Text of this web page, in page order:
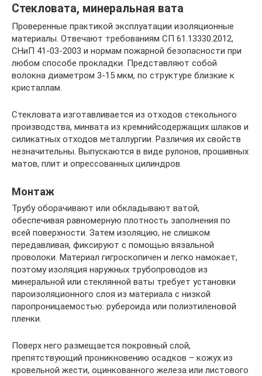
Стекловата, минеральная вата
Проверенные практикой эксплуатации изоляционные
материалы. Отвечают требованиям СП 61.13330.2012,
СНиП 41-03-2003 и нормам пожарной безопасности при
любом способе прокладки. Представляют собой
волокна диаметром 3-15 мкм, по структуре близкие к
кристаллам.
Стекловата изготавливается из отходов стекольного
производства, минвата из кремнийсодержащих шлаков и
силикатных отходов металлургии. Различия их свойств
незначительны. Выпускаются в виде рулонов, прошивных
матов, плит и опрессованных цилиндров.
Монтаж
Трубу оборачивают или обкладывают ватой,
обеспечивая равномерную плотность заполнения по
всей поверхности. Затем изоляцию, не слишком
передавливая, фиксируют с помощью вязальной
проволоки. Материал гигроскопичен и легко намокает,
поэтому изоляция наружных трубопроводов из
минеральной или стеклянной ваты требует установки
пароизоляционного слоя из материала с низкой
паропроницаемостью: рубероида или полиэтиленовой
пленки.
Поверх него размещается покровный слой,
препятствующий проникновению осадков – кожух из
кровельной жести, оцинкованного железа или листового